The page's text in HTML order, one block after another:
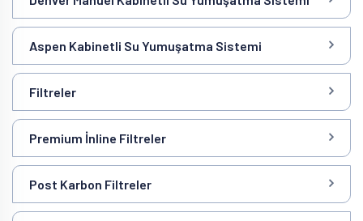
Aspen Kabinetli Su Yumuşatma Sistemi
Filtreler
Premium İnline Filtreler
Post Karbon Filtreler